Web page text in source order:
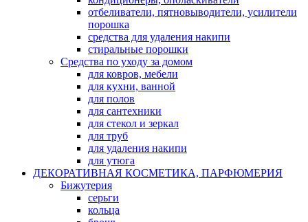
отбеливатели, пятновыводители, усилители
порошка
средства для удаления накипи
стиральные порошки
Средства по уходу за домом
для ковров, мебели
для кухни, ванной
для полов
для сантехники
для стекол и зеркал
для труб
для удаления накипи
для утюга
ДЕКОРАТИВНАЯ КОСМЕТИКА, ПАРФЮМЕРИЯ
Бижутерия
серьги
кольца